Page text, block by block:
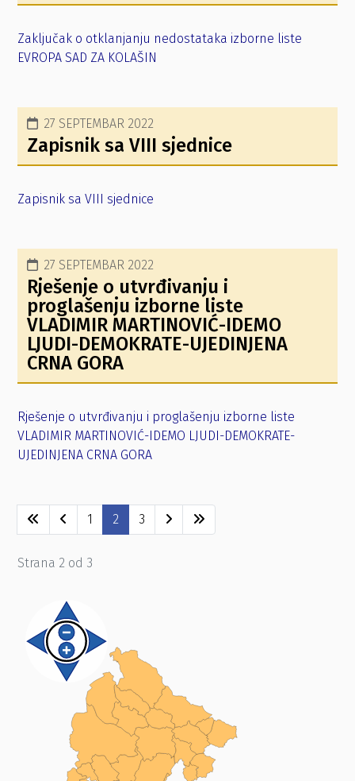
Zaključak o otklanjanju nedostataka izborne liste
EVROPA SAD ZA KOLAŠIN
27 SEPTEMBAR 2022
Zapisnik sa VIII sjednice
Zapisnik sa VIII sjednice
27 SEPTEMBAR 2022
Rješenje o utvrđivanju i
proglašenju izborne liste
VLADIMIR MARTINOVIĆ-IDEMO
LJUDI-DEMOKRATE-UJEDINJENA
CRNA GORA
Rješenje o utvrđivanju i proglašenju izborne liste
VLADIMIR MARTINOVIĆ-IDEMO LJUDI-DEMOKRATE-
UJEDINJENA CRNA GORA
1 2 3
Strana 2 od 3